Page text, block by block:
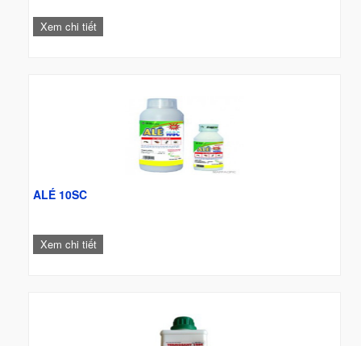
Xem chi tiết
ALÉ 10SC
Xem chi tiết